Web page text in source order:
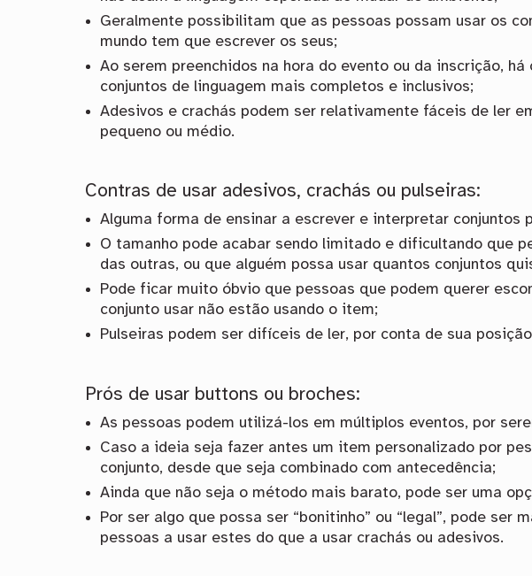
Geralmente possibilitam que as pessoas possam usar os
mundo tem que escrever os seus;
Ao serem preenchidos na hora do evento ou da inscrição,
conjuntos de linguagem mais completos e inclusivos;
Adesivos e crachás podem ser relativamente fáceis de ler
pequeno ou médio.
Contras de usar adesivos, crachás ou pulseiras:
Alguma forma de ensinar a escrever e interpretar conjuntos
O tamanho pode acabar sendo limitado e dificultando que
das outras, ou que alguém possa usar quantos conjuntos
Pode ficar muito óbvio que pessoas que podem querer
conjunto usar não estão usando o item;
Pulseiras podem ser difíceis de ler, por conta de sua
Prós de usar buttons ou broches:
As pessoas podem utilizá-los em múltiplos eventos, por
Caso a ideia seja fazer antes um item personalizado por
conjunto, desde que seja combinado com antecedência;
Ainda que não seja o método mais barato, pode ser uma
Por ser algo que possa ser “bonitinho” ou “legal”, pode ser
pessoas a usar estes do que a usar crachás ou adesivos.